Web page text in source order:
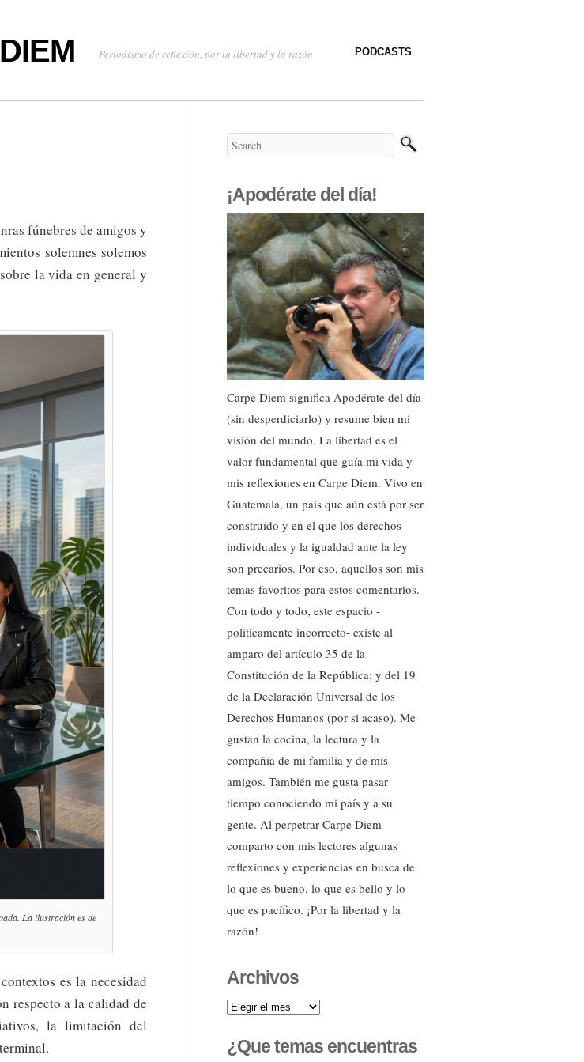
Periodismo de reflexión, por la libertad y la razón PODCASTS
fúnebres de amigos y
solemnes solemos
la vida en general y
La ilustración es de
es la necesidad
respecto a la calidad de
la limitación del
¡Apodérate del día!
Carpe Diem significa Apodérate del día
(sin desperdiciarlo) y resume bien mi
visión del mundo. La libertad es el
valor fundamental que guía mi vida y
mis reflexiones en Carpe Diem. Vivo en
Guatemala, un país que aún está por ser
construido y en el que los derechos
individuales y la igualdad ante la ley
son precarios. Por eso, aquellos son mis
temas favoritos para estos comentarios.
Con todo y todo, este espacio -
políticamente incorrecto- existe al
amparo del artículo 35 de la
Constitución de la República; y del 19
de la Declaración Universal de los
Derechos Humanos (por si acaso). Me
gustan la cocina, la lectura y la
compañía de mi familia y de mis
amigos. También me gusta pasar
tiempo conociendo mi país y a su
gente. Al perpetrar Carpe Diem
comparto con mis lectores algunas
reflexiones y experiencias en busca de
lo que es bueno, lo que es bello y lo
que es pacífico. ¡Por la libertad y la
razón!
Archivos
Archivos
¿Que temas encuentras